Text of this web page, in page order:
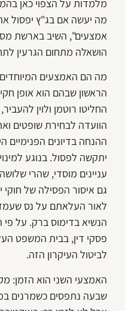
מלמדות על הצפוי כאן
מה יעשה אם בג"ץ יפסול
אמצעים", השיב בארשת
הושאלה מתחום הגרעין
מה הם האמצעים
הראשון שבהם הוא אופן
החליטו רוטמן ולוין
הוועדה לבחירת שופטים
ההנחה בדיונים
יתקשה לפסול. בנוגע
עניינים מוסדי, שהרי
גם איסור הפסילה של חוקי
לאור העלאתם על נס
הנשיא בדימוס ברק. על פי
פסקי דין, בבית המשפט
לביטול העיקרון הזה.
שבעה נתפסים כשמרנים